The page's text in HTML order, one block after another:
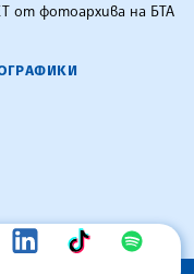
от фотоархива на БТА